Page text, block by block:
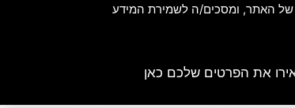
של האתר, ומסכים/ה לשמירת המידע
את הפרטים שלכם כאן